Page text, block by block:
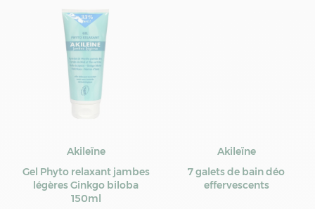
Akileïne
Gel Phyto relaxant jambes
légères Ginkgo biloba
150ml
Akileïne
7 galets de bain déo
effervescents